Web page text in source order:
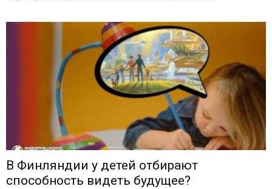
В Финляндии у детей отбирают
способность видеть будущее?